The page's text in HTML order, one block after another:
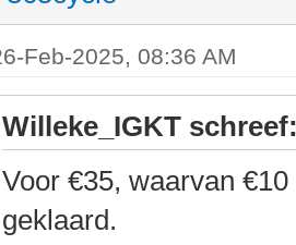
Feb-2025, 08:36 AM
Willeke_IGKT
Voor €35, waarvan
geklaard.